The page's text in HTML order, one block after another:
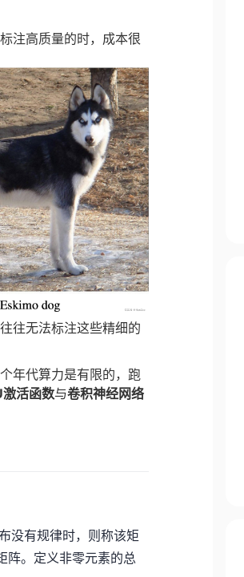
注高质量的时，成本很
往无法标注这些精细的
年代算力是有限的，跑
活函数与卷积神经网络
没有规律时，则称该矩
阵。定义非零元素的总